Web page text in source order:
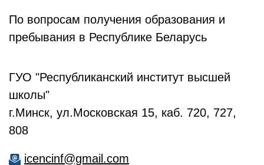
По вопросам получения образования и
пребывания в Республике Беларусь
ГУО "Республиканский институт высшей
школы"
г.Минск, ул.Московская 15, каб. 720, 727,
808
icencinf@gmail.com